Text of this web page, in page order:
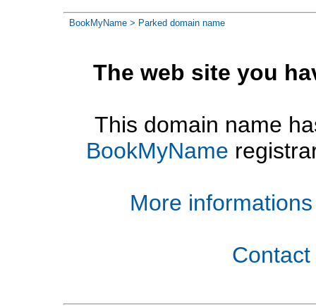
BookMyName > Parked domain name
The web site you
This domain name
BookMyName
More